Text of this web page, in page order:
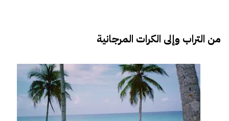
من التراب وإلى الكرات المرجانية